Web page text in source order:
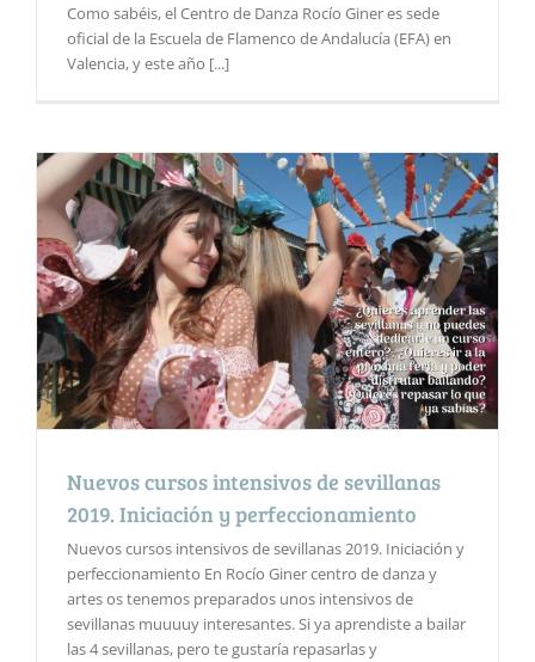
Como sabéis, el Centro de Danza Rocío Giner es sede
oficial de la Escuela de Flamenco de Andalucía (EFA) en
Valencia, y este año [...]
Nuevos cursos intensivos de sevillanas
2019. Iniciación y perfeccionamiento
Nuevos cursos intensivos de sevillanas 2019. Iniciación y
perfeccionamiento En Rocío Giner centro de danza y
artes os tenemos preparados unos intensivos de
sevillanas muuuuy interesantes. Si ya aprendiste a bailar
las 4 sevillanas, pero te gustaría repasarlas y